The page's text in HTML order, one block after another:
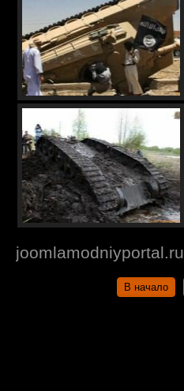
joomlamodniyportal.ru
В начало